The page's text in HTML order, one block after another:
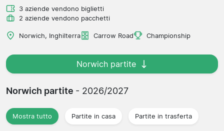
3 aziende vendono biglietti
2 aziende vendono pacchetti
Norwich, Inghilterra Carrow Road Championship
Norwich partite
Norwich partite - 2026/2027
Mostra tutto Partite in casa Partite in trasferta